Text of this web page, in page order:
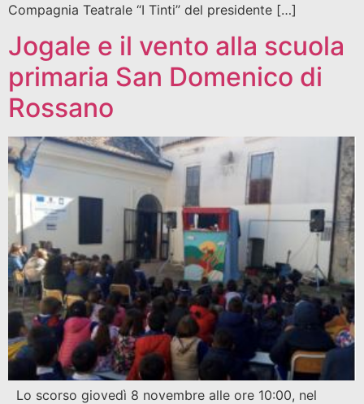
Compagnia Teatrale “I Tinti” del presidente […]
Jogale e il vento alla scuola
primaria San Domenico di
Rossano
Lo scorso giovedì 8 novembre alle ore 10:00, nel